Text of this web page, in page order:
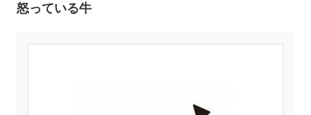
怒っている牛